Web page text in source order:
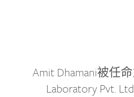
Amit Dhamani被任
Laboratory Pvt.